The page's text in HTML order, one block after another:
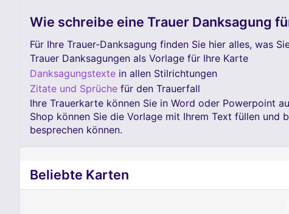
Wie schreibe eine Trauer Danksagung
Für Ihre Trauer-Danksagung finden Sie hier alles, was
Trauer Danksagungen als Vorlage für Ihre Karte
Danksagungstexte in allen Stilrichtungen
Zitate und Sprüche für den Trauerfall
Ihre Trauerkarte können Sie in Word oder Powerpoint
Shop können Sie die Vorlage mit Ihrem Text füllen und
besprechen können.
Beliebte Karten